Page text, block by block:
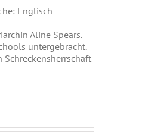
Englisch
Aline Spears.
untergebracht.